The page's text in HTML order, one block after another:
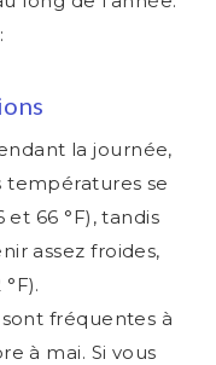
la journée,
températures se
et 66 °F), tandis
assez froides,
sont fréquentes à
à mai. Si vous